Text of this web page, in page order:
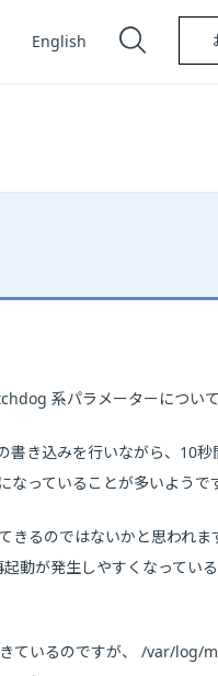
English
系パラメーターについて
き込みを行いながら、10秒
っていることが多いようで
きるのではないかと思われま
動が発生しやすくなってい
ているのですが、 /var/log/